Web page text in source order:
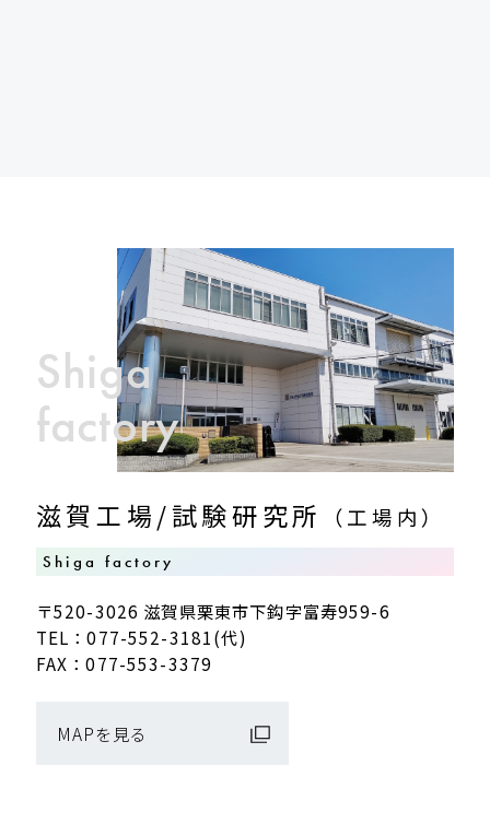
Shiga
factory
滋賀工場/試験研究所 （工場内）
Shiga factory
〒520-3026 滋賀県栗東市下鈎字富寿959-6
TEL：077-552-3181(代)
FAX：077-553-3379
MAPを見る